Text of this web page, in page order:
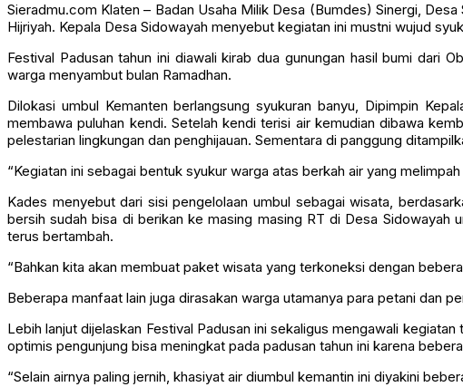
Sieradmu.com Klaten – Badan Usaha Milik Desa (Bumdes) Sinergi,
Hijriyah. Kepala Desa Sidowayah menyebut kegiatan ini mustni wujud
Festival Padusan tahun ini diawali kirab dua gunungan hasil bumi dari
warga menyambut bulan Ramadhan.
Dilokasi umbul Kemanten berlangsung syukuran banyu, Dipimpin
membawa puluhan kendi. Setelah kendi terisi air kemudian dibawa
pelestarian lingkungan dan penghijauan. Sementara di panggung
“Kegiatan ini sebagai bentuk syukur warga atas berkah air yang
Kades menyebut dari sisi pengelolaan umbul sebagai wisata,
bersih sudah bisa di berikan ke masing masing RT di Desa Sidowayah
terus bertambah.
“Bahkan kita akan membuat paket wisata yang terkoneksi dengan
Beberapa manfaat lain juga dirasakan warga utamanya para petani dan
Lebih lanjut dijelaskan Festival Padusan ini sekaligus mengawali
optimis pengunjung bisa meningkat pada padusan tahun ini karena
“Selain airnya paling jernih, khasiyat air diumbul kemantin ini diyakini